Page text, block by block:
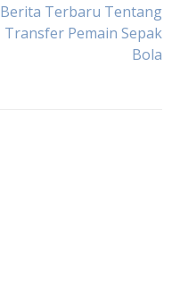
Berita Terbaru Tentang
Transfer Pemain Sepak
Bola